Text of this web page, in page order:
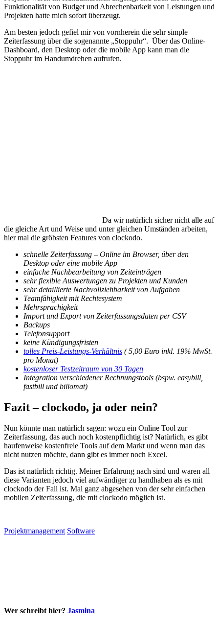
Funktionalität von Budget und Abrechenbarkeit von Leistungen und
Projekten hatte mich sofort überzeugt.
Am besten jedoch gefiel mir von vornherein die sehr simple
Zeiterfassung über die sogenannte „Stoppuhr“. Über das Online-
Dashboard, den Desktop oder die mobile App kann man die
Stoppuhr im Handumdrehen aufrufen.
Da wir natürlich sicher nicht alle auf
die gleiche Art und Weise und unter gleichen Umständen arbeiten,
hier mal die gröbsten Features von clockodo.
schnelle Zeiterfassung – Online im Browser, über den
Desktop oder eine mobile App
einfache Nachbearbeitung von Zeiteinträgen
sehr flexible Auswertungen zu Projekten und Kunden
sehr detaillierte Nachvollziehbarkeit von Aufgaben
Teamfähigkeit mit Rechtesystem
Mehrsprachigkeit
Import und Export von Zeiterfassungsdaten per CSV
Backups
Telefonsupport
keine Kündigungsfristen
tolles Preis-Leistungs-Verhältnis ( 5,00 Euro inkl. 19% MwSt.
pro Monat)
kostenloser Testzeitraum von 30 Tagen
Integration verschiedener Rechnungstools (bspw. easybill,
fastbill und billomat)
Fazit – clockodo, ja oder nein?
Nun könnte man natürlich sagen: wozu ein Online Tool zur
Zeiterfassung, das auch noch kostenpflichtig ist? Natürlich, es gibt
haufenweise kostenfreie Tools auf dem Markt und wenn man das
nicht nutzen möchte, dann gibt es immer noch Excel.
Das ist natürlich richtig. Meiner Erfahrung nach sind und waren all
diese Varianten jedoch viel aufwändiger zu handhaben als es mit
clockodo der Fall ist. Mal ganz abgesehen von der sehr einfachen
mobilen Zeiterfassung, die mit clockodo möglich ist.
Projektmanagement Software
Wer schreibt hier? Jasmina